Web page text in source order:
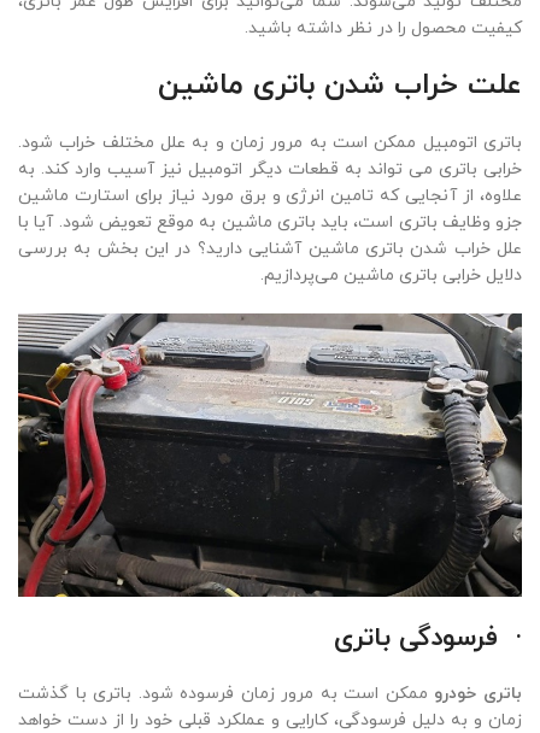
کیفیت محصول را در نظر داشته باشید.
علت خراب شدن باتری ماشین
باتری اتومبیل ممکن است به مرور زمان و به علل مختلف خراب شود.
خرابی باتری می تواند به قطعات دیگر اتومبیل نیز آسیب وارد کند. به
علاوه، از آنجایی که تامین انرژی و برق مورد نیاز برای استارت ماشین
جزو وظایف باتری است، باید باتری ماشین به موقع تعویض شود. آیا با
علل خراب شدن باتری ماشین آشنایی دارید؟ در این بخش به بررسی
دلایل خرابی باتری ماشین می‌پردازیم.
· فرسودگی باتری
باتری خودرو ممکن است به مرور زمان فرسوده شود. باتری با گذشت
زمان و به دلیل فرسودگی، کارایی و عملکرد قبلی خود را از دست خواهد